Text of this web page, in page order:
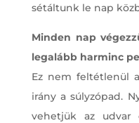
sétáltunk le nap
Minden nap
legalább harminc
Ez nem feltétlenül
irány a súlyzópad.
vehetjük az udvar